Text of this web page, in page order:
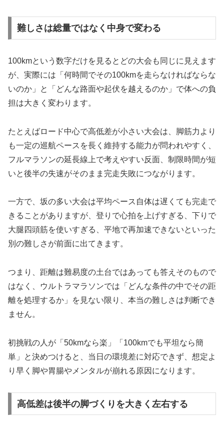
難しさは総量ではなく中身で変わる
100kmという数字だけを見るとどの大会も同じに見えます
が、実際には「何時間でその100kmを走らなければならな
いのか」と「どんな路面や起伏を越えるのか」で体への負
担は大きく変わります。
たとえばロード中心で高低差が小さい大会は、脚筋力より
も一定の巡航ペースを長く維持する能力が問われやすく、
フルマラソンの延長線上で考えやすい反面、制限時間が短
いと後半の失速がそのまま完走失敗につながります。
一方で、坂の多い大会は平均ペース自体は遅くても完走で
きることがありますが、登りで心拍を上げすぎる、下りで
大腿四頭筋を使いすぎる、平地で再加速できないといった
別の難しさが前面に出てきます。
つまり、距離は難易度の土台ではあっても答えそのもので
はなく、ウルトラマラソンでは「どんな条件の中でその距
離を処理するか」を見ない限り、本当の難しさは判断でき
ません。
初挑戦の人が「50kmなら楽」「100kmでも平坦なら簡
単」と決めつけると、当日の環境差に対応できず、想定よ
り早く脚や胃腸やメンタルが崩れる原因になります。
高低差は後半の脚づくりを大きく左右する